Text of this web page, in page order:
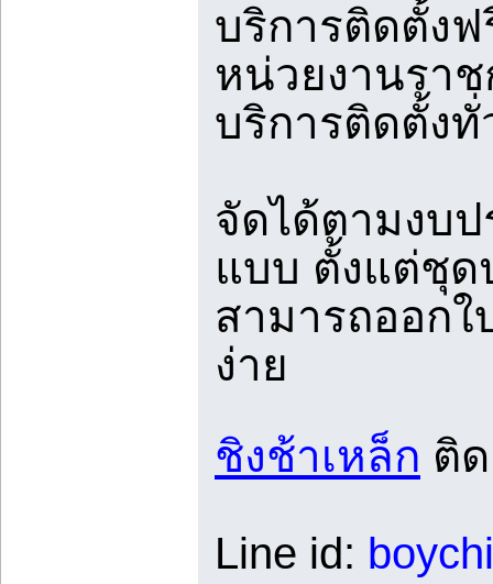
บริการติดตั้งฟ
หน่วยงานรา
บริการติดตั้งทั่
จัดได้ตามงบป
แบบ ตั้งแต่ชุ
สามารถออก
ง่าย
ชิงช้าเหล็ก ติ
Line id: